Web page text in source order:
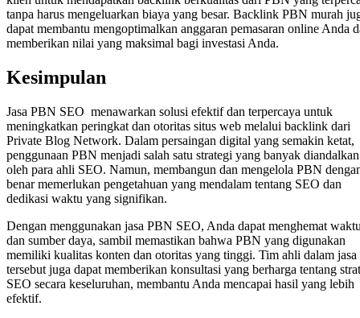
tanpa harus mengeluarkan biaya yang besar. Backlink PBN murah
dapat membantu mengoptimalkan anggaran pemasaran online Anda
memberikan nilai yang maksimal bagi investasi Anda.
Kesimpulan
Jasa PBN SEO menawarkan solusi efektif dan terpercaya untuk
meningkatkan peringkat dan otoritas situs web melalui backlink dari
Private Blog Network. Dalam persaingan digital yang semakin ketat,
penggunaan PBN menjadi salah satu strategi yang banyak diandalkan
oleh para ahli SEO. Namun, membangun dan mengelola PBN
benar memerlukan pengetahuan yang mendalam tentang SEO dan
dedikasi waktu yang signifikan.
Dengan menggunakan jasa PBN SEO, Anda dapat menghemat
dan sumber daya, sambil memastikan bahwa PBN yang digunakan
memiliki kualitas konten dan otoritas yang tinggi. Tim ahli dalam jasa
tersebut juga dapat memberikan konsultasi yang berharga tentang
SEO secara keseluruhan, membantu Anda mencapai hasil yang lebih
efektif.